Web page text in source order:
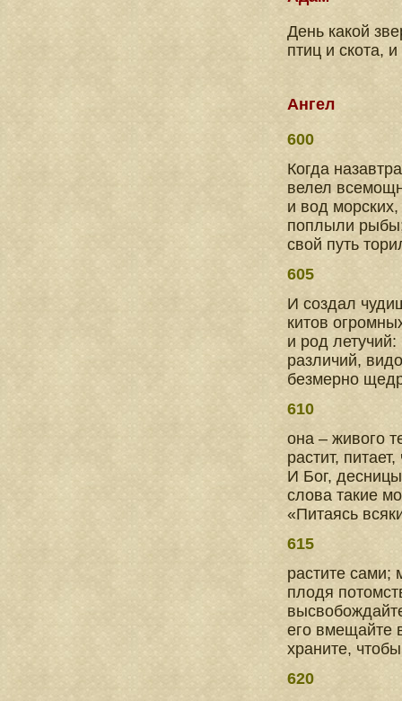
День какой
птиц и скота,
Ангел
600
Когда
велел
и вод
поплыли
свой путь
605
И создал
китов
и род
различий,
безмерно
610
она – живого
растит,
И Бог,
слова такие
«Питаясь
615
растите сами;
плодя
его вмещайте
храните,
620